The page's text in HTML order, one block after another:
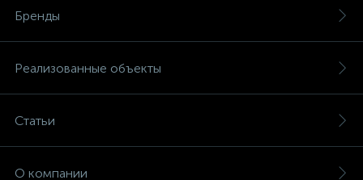
Бренды
Реализованные объекты
Статьи
О компании